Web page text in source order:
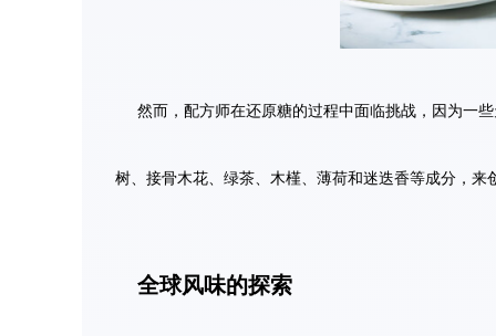
然而，配方师在还原糖的过程中面临挑战，因为一
树、接骨木花、绿茶、木槿、薄荷和迷迭香等成分，来
全球风味的探索